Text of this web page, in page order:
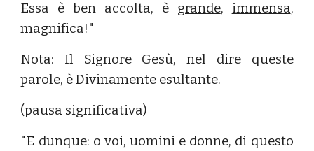
Essa è ben accolta, è grande, immensa,
magnifica!"
Nota: Il Signore Gesù, nel dire queste
parole, è Divinamente esultante.
(pausa significativa)
"E dunque: o voi, uomini e donne, di questo